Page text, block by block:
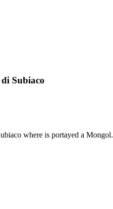
Subiaco
where is portayed a Mongol.